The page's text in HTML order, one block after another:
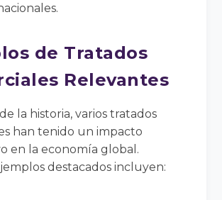
de Tratados
Relevantes
la historia, varios tratados
han tenido un impacto
en la economía global.
destacados incluyen: